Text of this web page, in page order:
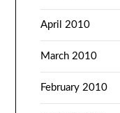
April 2010
March 2010
February 2010